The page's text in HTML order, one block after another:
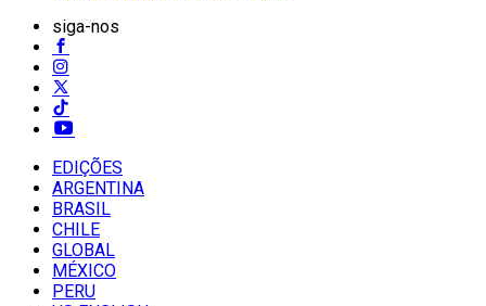
siga-nos
EDIÇÕES
ARGENTINA
BRASIL
CHILE
GLOBAL
MÉXICO
PERU